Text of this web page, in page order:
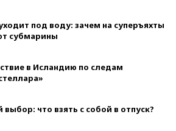
под воду: зачем на суперъяхты
субмарины
в Исландию по следам
что взять с собой в отпуск?